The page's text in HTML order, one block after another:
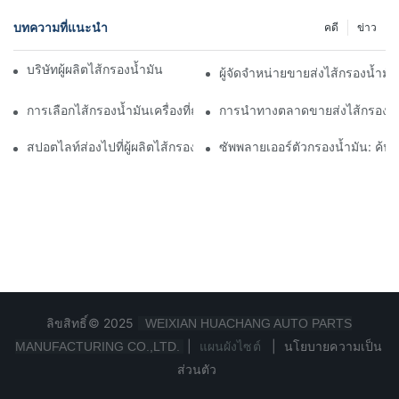
บทความที่แนะนำ ข่าว
คดี
บริษัทผู้ผลิตไส้กรองน้ำมันชั้นนำ: ภาพรวมที่ครอบคลุม
ผู้จัดจำหน่ายขายส่งไส้กรองน้ำมั
การเลือกไส้กรองน้ำมันเครื่องที่ถูกต้องสำหรับรุ่นรถของคุณ: ข้อควร
การนำทางตลาดขายส่งไส้กรอง
สปอตไลท์ส่องไปที่ผู้ผลิตไส้กรองน้ำมันชั้นนำและนวัตกรรมของพวกเ
ซัพพลายเออร์ตัวกรองน้ำมัน: ค้
ลิขสิทธิ์© 2025
WEIXIAN HUACHANG AUTO PARTS
MANUFACTURING CO.,LTD.
แผนผังไซต์
นโยบายความเป็น
ส่วนตัว